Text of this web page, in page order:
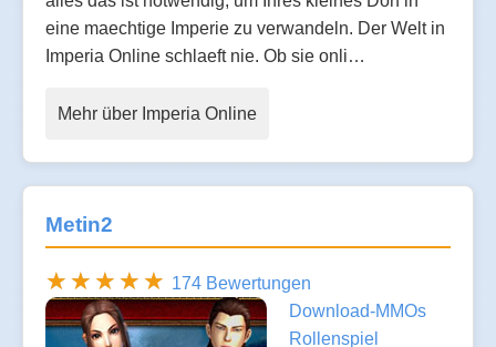
eine maechtige Imperie zu verwandeln. Der Welt in
Imperia Online schlaeft nie. Ob sie onli…
Mehr über Imperia Online
Metin2
174 Bewertungen
Download-MMOs
Rollenspiel